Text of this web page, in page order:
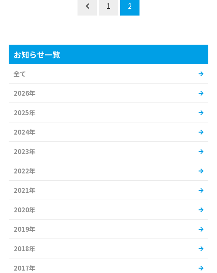
1 2
お知らせ一覧
全て
2026年
2025年
2024年
2023年
2022年
2021年
2020年
2019年
2018年
2017年